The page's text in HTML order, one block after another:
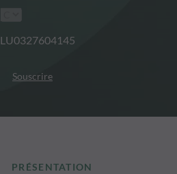
LU0327604145
Souscrire
PRÉSENTATION